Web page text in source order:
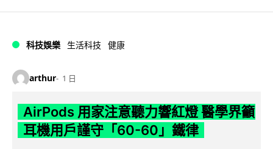
科技娛樂 生活科技 健康
arthur 1 日
AirPods 用家注意聽力響紅燈 醫學界籲
耳機用戶謹守「60-60」鐵律